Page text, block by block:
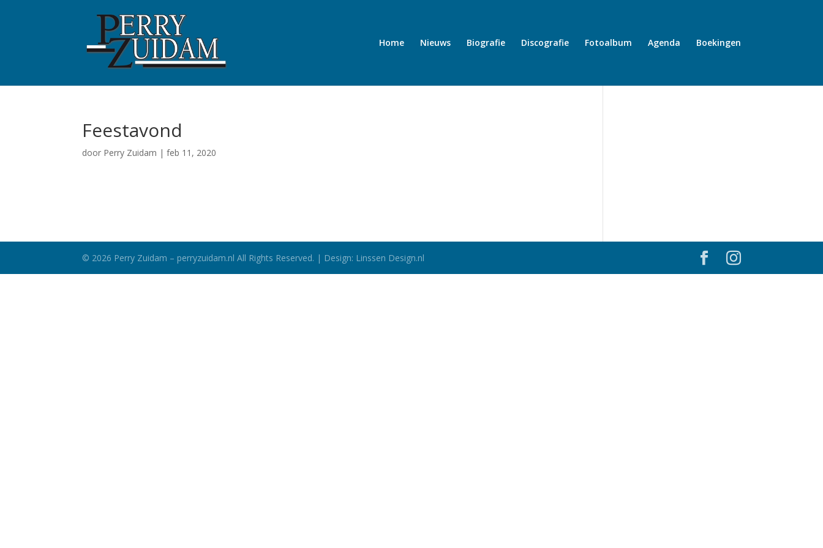
Home Nieuws Biografie Discografie Fotoalbum Agenda Boekingen
Feestavond
door Perry Zuidam |feb 11, 2020
© 2026 Perry Zuidam – perryzuidam.nl All Rights Reserved. | Design: Linssen Design.nl